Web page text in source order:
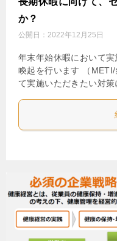
か？
公開日： 2022年12月25日
年末年始休暇において
喚起を行います （
て実施いただきたい対策